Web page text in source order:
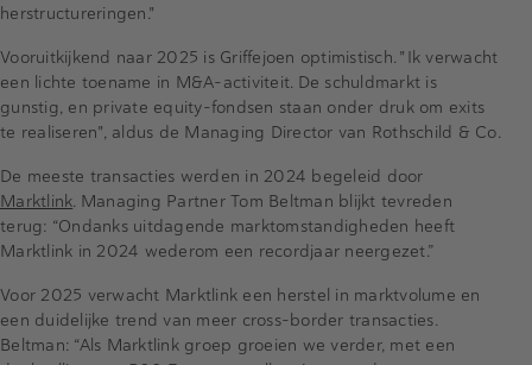
herstructureringen."
Vooruitkijkend naar 2025 is Griffejoen optimistisch. "Ik verwacht
een lichte toename in M&A-activiteit. De schuldmarkt is
gunstig, en private equity-fondsen staan onder druk om exits
te realiseren", aldus de Managing Director van Rothschild & Co.
De meeste transacties werden in 2024 begeleid door
Marktlink. Managing Partner Tom Beltman blijkt tevreden
terug: “Ondanks uitdagende marktomstandigheden heeft
Marktlink in 2024 wederom een recordjaar neergezet.”
Voor 2025 verwacht Marktlink een herstel in marktvolume en
een duidelijke trend van meer cross-border transacties.
Beltman: “Als Marktlink groep groeien we verder, met een